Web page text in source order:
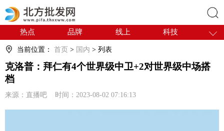
搜索
热点 品牌 线上
科技
干货
电商
会展
国内
当前位置： 首页 > 国内 > 列表
克洛普：拜仁有4个世界级中卫+2对世界级中场搭
档
来源：直播吧 时间：2023-08-02 07:16:13